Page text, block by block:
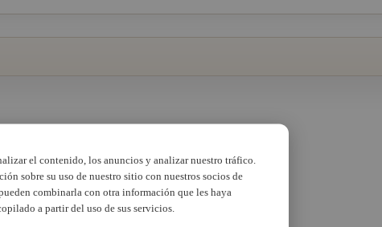
el contenido, los anuncios y analizar nuestro tráfico.
sobre su uso de nuestro sitio con nuestros socios de
combinarla con otra información que les haya
a partir del uso de sus servicios.